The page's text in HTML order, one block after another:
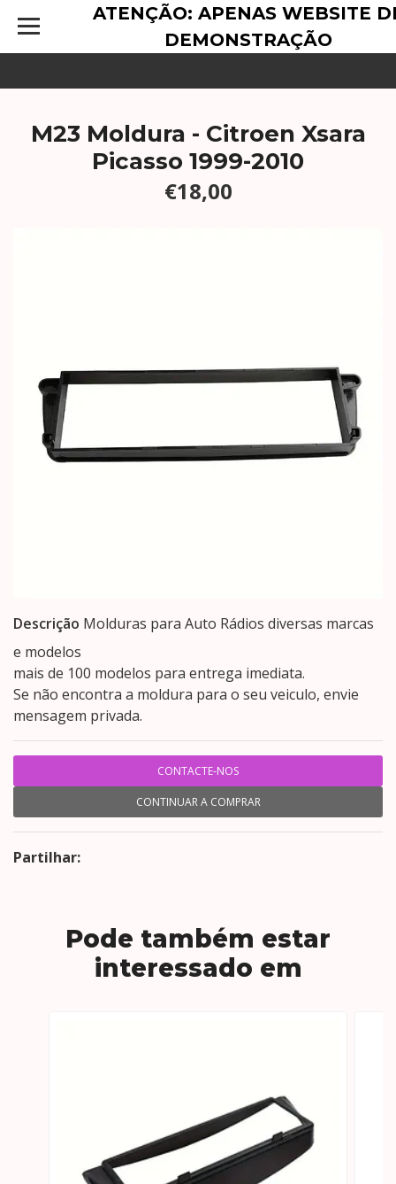
ATENÇÃO: APENAS WEBSITE
DEMONSTRAÇÃO
M23 Moldura - Citroen Xsara
Picasso 1999-2010
€18,00
Descrição Molduras para Auto Rádios diversas marcas
e modelos
mais de 100 modelos para entrega imediata.
Se não encontra a moldura para o seu veiculo, envie
mensagem privada.
CONTACTE-NOS
CONTINUAR A COMPRAR
Partilhar:
Pode também estar
interessado em